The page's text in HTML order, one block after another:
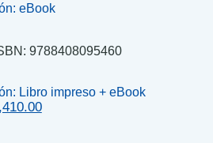
eBook
9788408095460
Libro impreso + eBook
Current